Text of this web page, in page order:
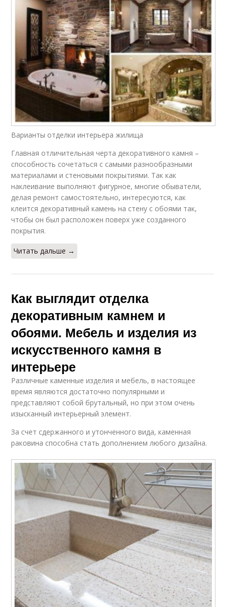
Варианты отделки интерьера жилища
Главная отличительная черта декоративного камня –
способность сочетаться с самыми разнообразными
материалами и стеновыми покрытиями. Так как
наклеивание выполняют фигурное, многие обыватели,
делая ремонт самостоятельно, интересуются, как
клеится декоративный камень на стену с обоями так,
чтобы он был расположен поверх уже созданного
покрытия.
Читать дальше →
Как выглядит отделка
декоративным камнем и
обоями. Мебель и изделия из
искусственного камня в
интерьере
Различные каменные изделия и мебель, в настоящее
время являются достаточно популярными и
представляют собой брутальный, но при этом очень
изысканный интерьерный элемент.
За счет сдержанного и утонченного вида, каменная
раковина способна стать дополнением любого дизайна.